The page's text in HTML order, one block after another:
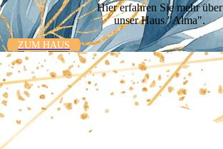
Hier erfahren Sie mehr über
unser Haus "Alma".
ZUM HAUS